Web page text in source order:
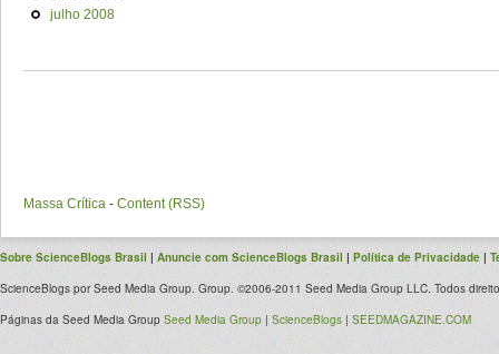
julho 2008
Massa Crítica - Content (RSS)
Sobre ScienceBlogs Brasil | Anuncie com ScienceBlogs Brasil | Política de Privacidade |
ScienceBlogs por Seed Media Group. Group. ©2006-2011 Seed Media Group LLC. Todos
Páginas da Seed Media Group Seed Media Group | ScienceBlogs | SEEDMAGAZINE.COM